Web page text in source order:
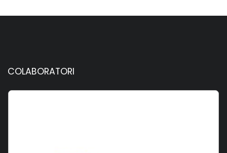
COLABORATORI